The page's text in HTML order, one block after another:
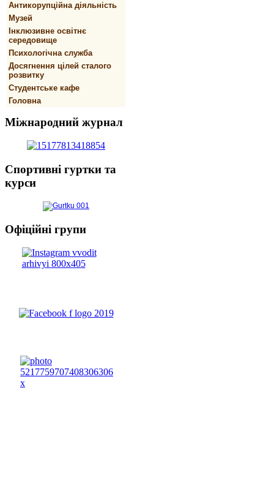
Антикорупційна діяльність
Музей
Інклюзивне освітнє
середовище
Психологічна служба
Досягнення цілей сталого
розвитку
Студентське кафе
Головна
Міжнародний журнал
Спортивнi гуртки та
курси
Офіційні групи